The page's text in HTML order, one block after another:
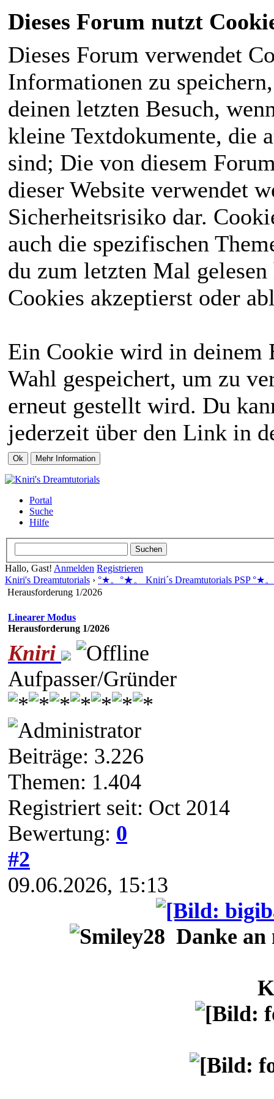
Dieses Forum nutzt
Dieses Forum verwendet
Informationen zu
deinen letzten Besuch,
kleine Textdokumente, die
sind; Die von diesem
dieser Website verwendet
Sicherheitsrisiko dar.
auch die spezifischen
du zum letzten Mal
Cookies akzeptierst oder
Ein Cookie wird in deinem
Wahl gespeichert, um zu
erneut gestellt wird. Du
jederzeit über den Link in
Portal
Suche
Hilfe
Hallo, Gast! Anmelden Registrieren
Kniri's Dreamtutorials › °★。°★。 Kniri´s Dreamtutorials PSP °★
Herausforderung 1/2026
Linearer Modus
Herausforderung 1/2026
Kniri
Aufpasser/Gründer
Beiträge: 3.226
Themen: 1.404
Registriert seit: Oct 2014
Bewertung: 0
#2
09.06.2026, 15:13
Danke an